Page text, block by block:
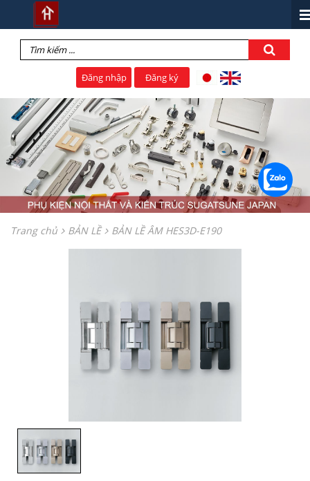
Đăng nhập Đăng ký
Trang chủ BẢN LỀ BẢN LỀ ÂM HES3D-E190